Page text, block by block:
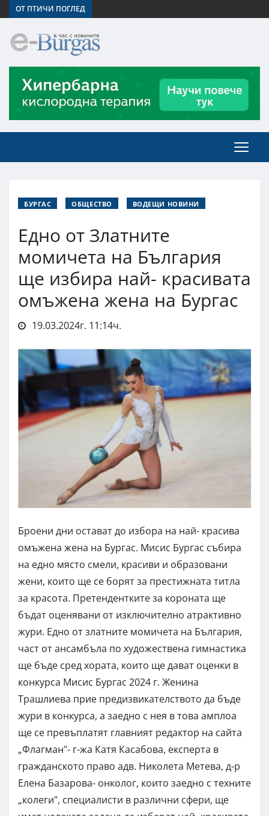
ОТ ПТИЧИ ПОГЛЕД
БУРГАС ОБЩЕСТВО ВОДЕЩИ НОВИНИ
Едно от Златните
момичета на България
ще избира най- красивата
омъжена жена на Бургас
19.03.2024г. 11:14ч.
Броени дни остават до избора на най- красива
омъжена жена на Бургас. Мисис Бургас събира
на едно място смели, красиви и образовани
жени, които ще се борят за престижната титла
за красота. Претендентките за короната ще
бъдат оценявани от изключително атрактивно
жури. Едно от златните момичета на България,
част от ансамбъла по художествена гимнастика
ще бъде сред хората, които ще дават оценки в
конкурса Мисис Бургас 2024 г. Женина
Трашлиева прие предизвикателството да бъде
жури в конкурса, а заедно с нея в това амплоа
ще се превъплатят главният редактор на сайта
„Флагман"- г-жа Катя Касабова, експерта в
гражданското право адв. Николета Метева, д-р
Елена Базарова- онколог, които заедно с техните
„колеги", специалисти в различни сфери, ще